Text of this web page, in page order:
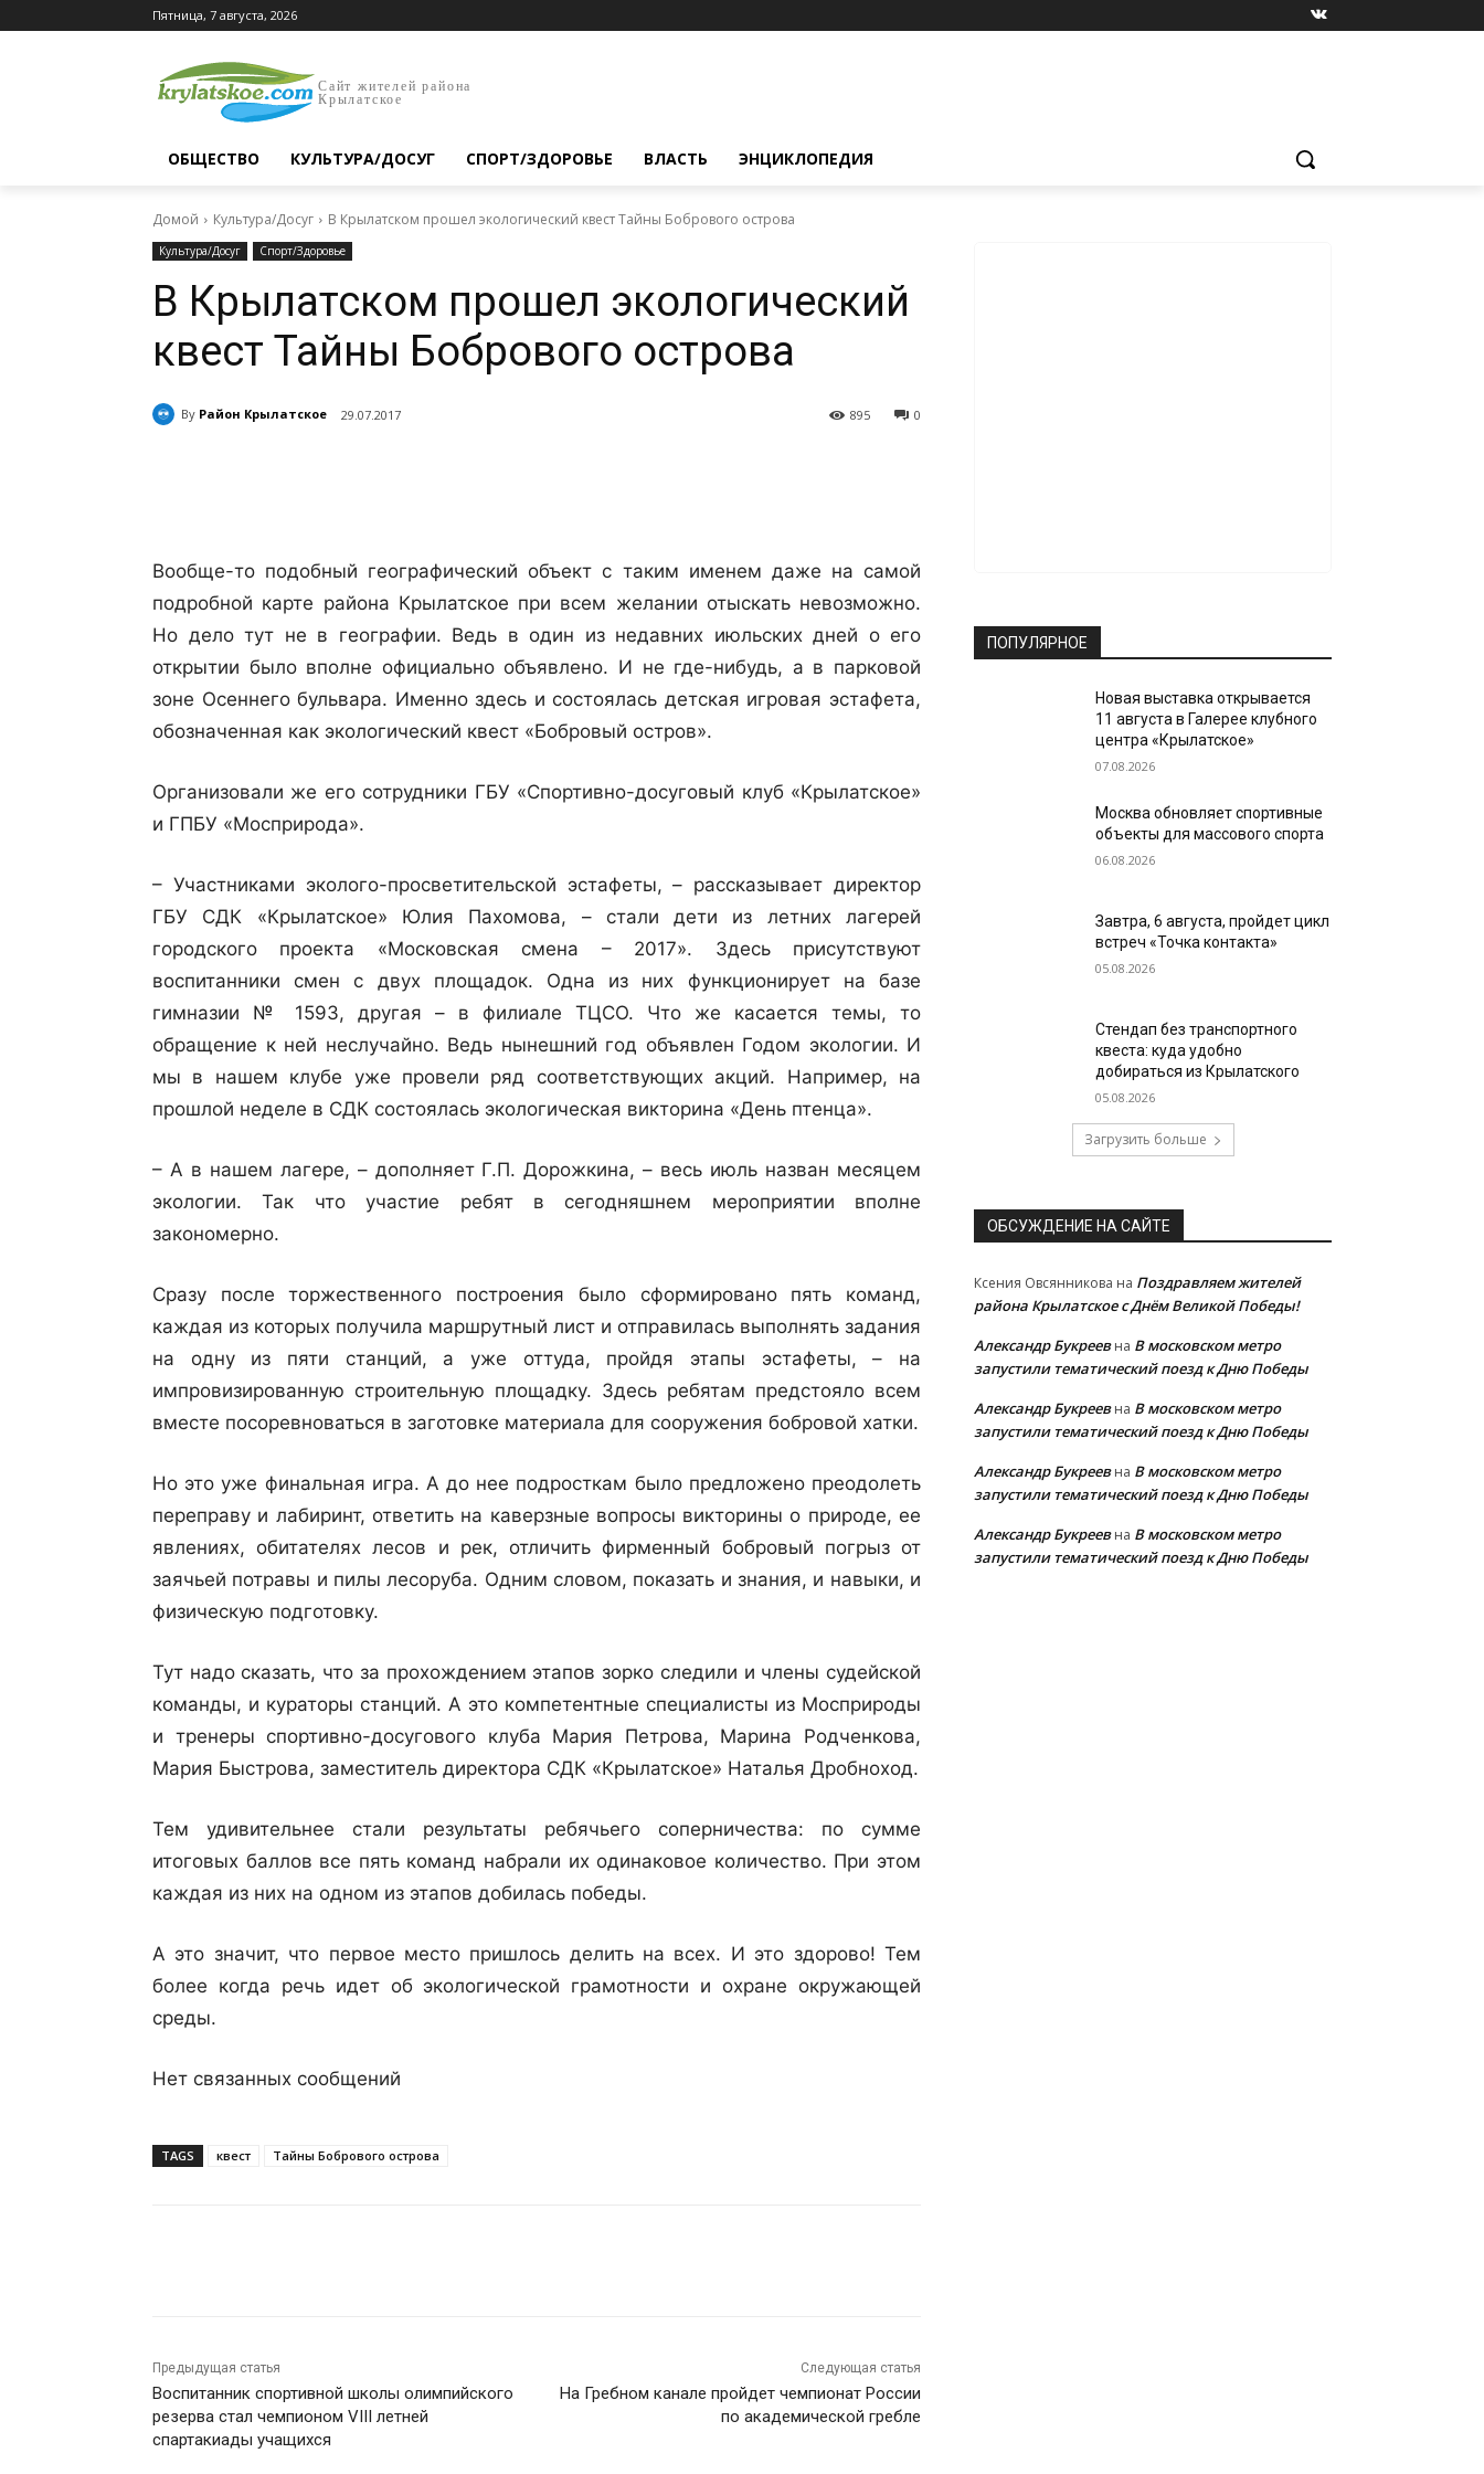
Пятница, 7 августа, 2026
Сайт жителей района
Крылатское
ОБЩЕСТВО КУЛЬТУРА/ДОСУГ СПОРТ/ЗДОРОВЬЕ ВЛАСТЬ ЭНЦИКЛОПЕДИЯ
Домой Культура/Досуг В Крылатском прошел экологический квест Тайны Бобрового острова
Культура/Досуг Спорт/Здоровье
В Крылатском прошел экологический
квест Тайны Бобрового острова
By Район Крылатское 29.07.2017 0
895
Вообще-то подобный географический объект с таким именем даже на самой
подробной карте района Крылатское при всем желании отыскать невозможно.
Но дело тут не в географии. Ведь в один из недавних июльских дней о его
открытии было вполне официально объявлено. И не где-нибудь, а в парковой
зоне Осеннего бульвара. Именно здесь и состоялась детская игровая эстафета,
обозначенная как экологический квест «Бобровый остров».
Организовали же его сотрудники ГБУ «Спортивно-досуговый клуб «Крылатское»
и ГПБУ «Мосприрода».
– Участниками эколого-просветительской эстафеты, – рассказывает директор
ГБУ СДК «Крылатское» Юлия Пахомова, – стали дети из летних лагерей
городского проекта «Московская смена – 2017». Здесь присутствуют
воспитанники смен с двух площадок. Одна из них функционирует на базе
гимназии № 1593, другая – в филиале ТЦСО. Что же касается темы, то
обращение к ней неслучайно. Ведь нынешний год объявлен Годом экологии. И
мы в нашем клубе уже провели ряд соответствующих акций. Например, на
прошлой неделе в СДК состоялась экологическая викторина «День птенца».
– А в нашем лагере, – дополняет Г.П. Дорожкина, – весь июль назван месяцем
экологии. Так что участие ребят в сегодняшнем мероприятии вполне
закономерно.
Сразу после торжественного построения было сформировано пять команд,
каждая из которых получила маршрутный лист и отправилась выполнять задания
на одну из пяти станций, а уже оттуда, пройдя этапы эстафеты, – на
импровизированную строительную площадку. Здесь ребятам предстояло всем
вместе посоревноваться в заготовке материала для сооружения бобровой хатки.
Но это уже финальная игра. А до нее подросткам было предложено преодолеть
переправу и лабиринт, ответить на каверзные вопросы викторины о природе, ее
явлениях, обитателях лесов и рек, отличить фирменный бобровый погрыз от
заячьей потравы и пилы лесоруба. Одним словом, показать и знания, и навыки, и
физическую подготовку.
Тут надо сказать, что за прохождением этапов зорко следили и члены судейской
команды, и кураторы станций. А это компетентные специалисты из Мосприроды
и тренеры спортивно-досугового клуба Мария Петрова, Марина Родченкова,
Мария Быстрова, заместитель директора СДК «Крылатское» Наталья Дробноход.
Тем удивительнее стали результаты ребячьего соперничества: по сумме
итоговых баллов все пять команд набрали их одинаковое количество. При этом
каждая из них на одном из этапов добилась победы.
А это значит, что первое место пришлось делить на всех. И это здорово! Тем
более когда речь идет об экологической грамотности и охране окружающей
среды.
Нет связанных сообщений
TAGS квест Тайны Бобрового острова
Предыдущая статья
Воспитанник спортивной школы олимпийского
резерва стал чемпионом VIII летней
спартакиады учащихся
Следующая статья
На Гребном канале пройдет чемпионат России
по академической гребле
ПОПУЛЯРНОЕ
Новая выставка открывается
11 августа в Галерее клубного
центра «Крылатское»
07.08.2026
Москва обновляет спортивные
объекты для массового спорта
06.08.2026
Завтра, 6 августа, пройдет цикл
встреч «Точка контакта»
05.08.2026
Стендап без транспортного
квеста: куда удобно
добираться из Крылатского
05.08.2026
Загрузить больше
ОБСУЖДЕНИЕ НА САЙТЕ
Ксения Овсянникова на Поздравляем жителей
района Крылатское с Днём Великой Победы!
Александр Букреевна В московском метро
запустили тематический поезд к Дню Победы
Александр Букреевна В московском метро
запустили тематический поезд к Дню Победы
Александр Букреевна В московском метро
запустили тематический поезд к Дню Победы
Александр Букреевна В московском метро
запустили тематический поезд к Дню Победы